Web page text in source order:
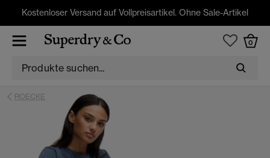
Kostenloser Versand auf Vollpreisartikel. Ohne Sale-Artikel
0
ROECKE